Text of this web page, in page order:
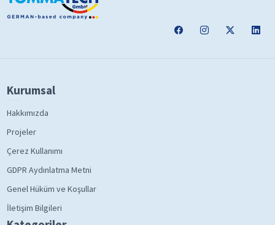
Kurumsal
Hakkımızda
Projeler
Çerez Kullanımı
GDPR Aydınlatma Metni
Genel Hüküm ve Koşullar
İletişim Bilgileri